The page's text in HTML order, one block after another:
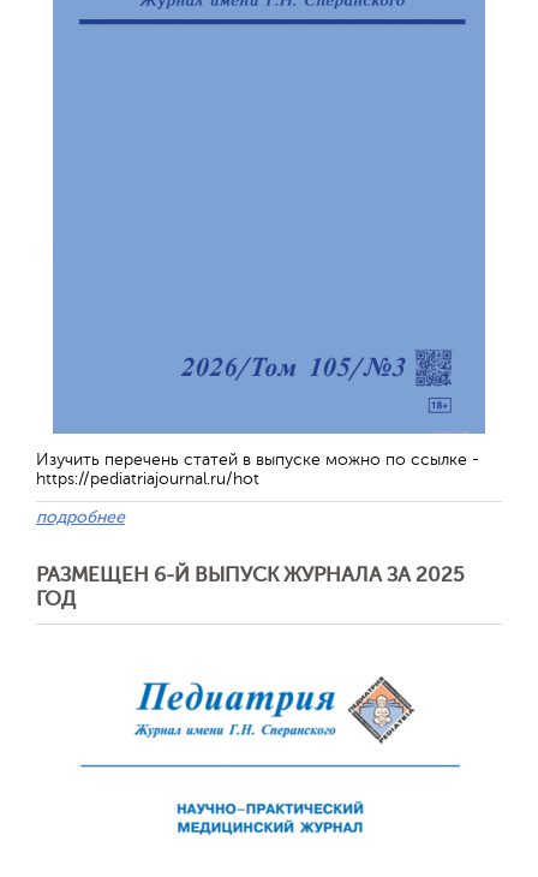
Изучить перечень статей в выпуске можно по ссылке -
https://pediatriajournal.ru/hot
подробнее
РАЗМЕЩЕН 6-Й ВЫПУСК ЖУРНАЛА ЗА 2025
ГОД